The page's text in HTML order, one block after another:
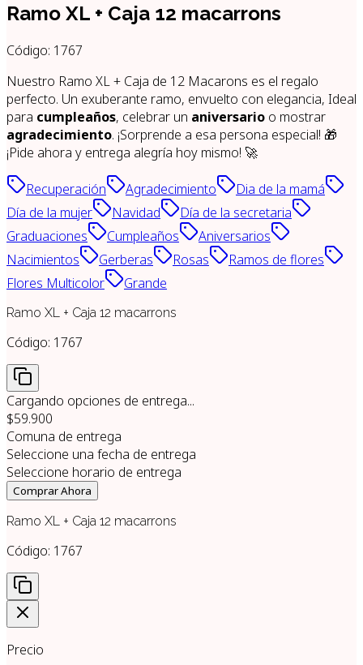
Ramo XL + Caja 12 macarrons
Código: 1767
Nuestro Ramo XL + Caja de 12 Macarons es el regalo
perfecto. Un exuberante ramo, envuelto con elegancia, Ideal
para cumpleaños, celebrar un aniversario o mostrar
agradecimiento. ¡Sorprende a esa persona especial! 🎁
¡Pide ahora y entrega alegría hoy mismo! 🚀
Recuperación Agradecimiento
Dia de la mamá
Día de la mujer
Navidad
Día de la secretaria
Graduaciones
Cumpleaños
Aniversarios
Nacimientos
Gerberas Rosas
Ramos de flores
Flores Multicolor
Grande
Ramo XL + Caja 12 macarrons
Código: 1767
Cargando opciones de entrega...
$59.900
Comuna de entrega
Seleccione una fecha de entrega
Seleccione horario de entrega
Comprar Ahora
Ramo XL + Caja 12 macarrons
Código: 1767
Precio